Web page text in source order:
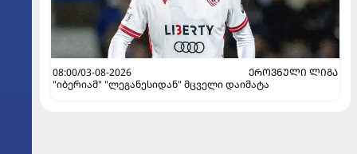
08:00/03-08-2026
ᲔᲠᲝᲕᲜᲣᲚᲘ ᲚᲘᲒᲐ
"იბერიამ" "ლეგანესიდან" მცველი დაიმატა